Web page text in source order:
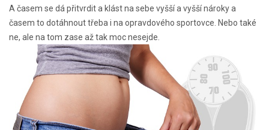
A časem se dá přitvrdit a klást na sebe vyšší a vyšší nároky a
časem to dotáhnout třeba i na opravdového sportovce. Nebo také
ne, ale na tom zase až tak moc nesejde.